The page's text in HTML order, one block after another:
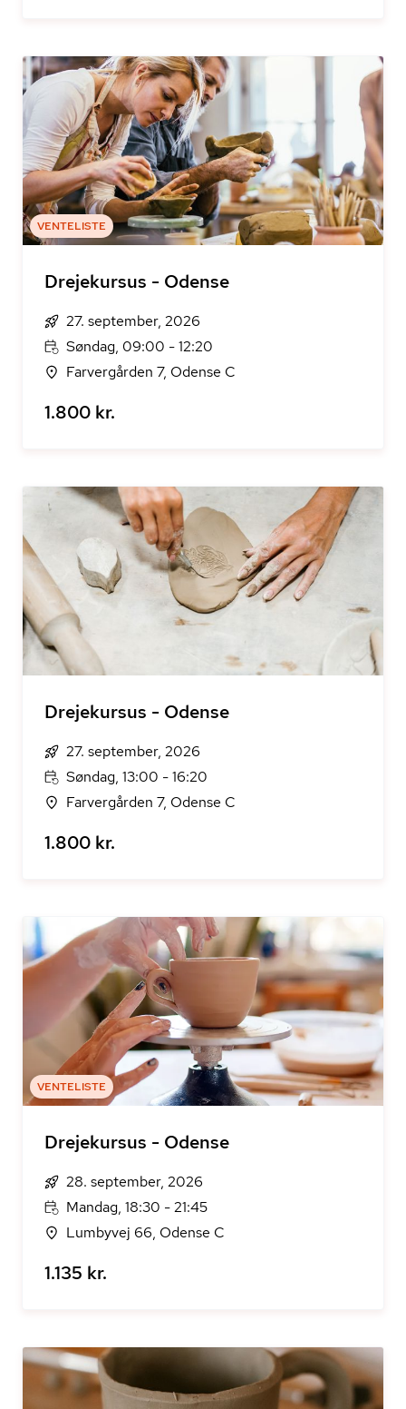
VENTELISTE
Drejekursus - Odense
27. september, 2026
Søndag, 09:00 - 12:20
Farvergården 7, Odense C
1.800 kr.
Drejekursus - Odense
27. september, 2026
Søndag, 13:00 - 16:20
Farvergården 7, Odense C
1.800 kr.
VENTELISTE
Drejekursus - Odense
28. september, 2026
Mandag, 18:30 - 21:45
Lumbyvej 66, Odense C
1.135 kr.